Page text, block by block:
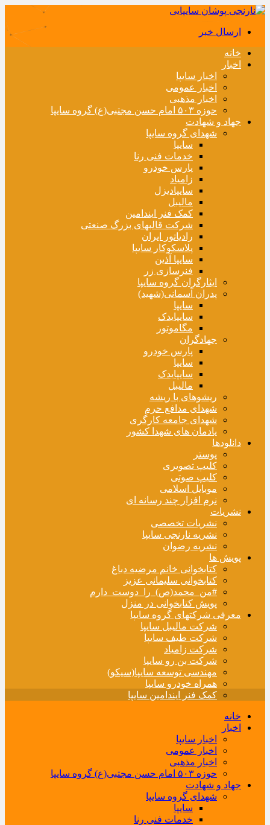
ارسال خبر
خانه
اخبار
اخبار سایپا
اخبار عمومی
اخبار مذهبی
حوزه ۵۰۳ امام حسن مجتبی(ع) گروه سایپا
جهاد و شهادت
شهدای گروه سایپا
سایپا
خدمات فنی رنا
پارس خودرو
زامیاد
سایپادیزل
مالیبل
کمک فنر ایندامین
شرکت قالبهای بزرگ صنعتی
رادیاتور ایران
پلاسکوکار سایپا
سایپا آذین
فنرسازی زر
ایثارگران گروه سایپا
پدران آسمانی(شهید)
سایپا
سایپایدک
مگاموتور
جهادگران
پارس خودرو
سایپا
سایپایدک
مالیبل
ریشوهای با ریشه
شهدای مدافع حرم
شهدای جامعه کارگری
یادمان های شهدا کشور
دانلودها
پوستر
کلیپ تصویری
کلیپ صوتی
موبایل اسلامی
نرم افزار چند رسانه ای
نشریات
نشریات تخصصی
نشریه نارنجی سایپا
نشریه رضوان
پویش ها
کتابخوانی خانم مرضیه دباغ
کتابخوانی سلیمانی عزیز
#من_محمد(ص)_را_دوست_دارم
پویش کتابخوانی در منزل
معرفی شرکتهای گروه سایپا
شرکت مالیبل سایپا
شرکت طیف سایپا
شرکت زامیاد
شرکت بن رو سایپا
مهندسی توسعه سایپا(سیکو)
همراه خودرو سایپا
کمک فنر ایندامین سایپا
خانه
اخبار
اخبار سایپا
اخبار عمومی
اخبار مذهبی
حوزه ۵۰۳ امام حسن مجتبی(ع) گروه سایپا
جهاد و شهادت
شهدای گروه سایپا
سایپا
خدمات فنی رنا